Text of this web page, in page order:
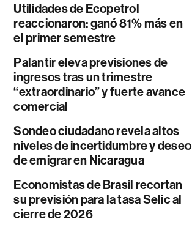
Utilidades de Ecopetrol
reaccionaron: ganó 81% más en
el primer semestre
Palantir eleva previsiones de
ingresos tras un trimestre
“extraordinario” y fuerte avance
comercial
Sondeo ciudadano revela altos
niveles de incertidumbre y deseo
de emigrar en Nicaragua
Economistas de Brasil recortan
su previsión para la tasa Selic al
cierre de 2026